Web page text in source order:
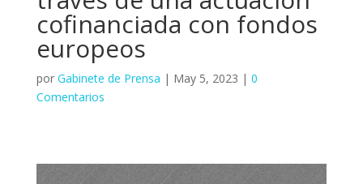
cofinanciada con fondos
europeos
por Gabinete de Prensa | May 5, 2023 | 0
Comentarios